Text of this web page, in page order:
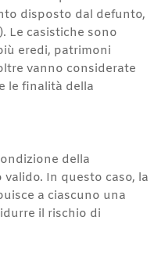
disposto dal defunto,
Le casistiche sono
eredi, patrimoni
vanno considerate
le finalità della
della
In questo caso, la
a ciascuno una
il rischio di